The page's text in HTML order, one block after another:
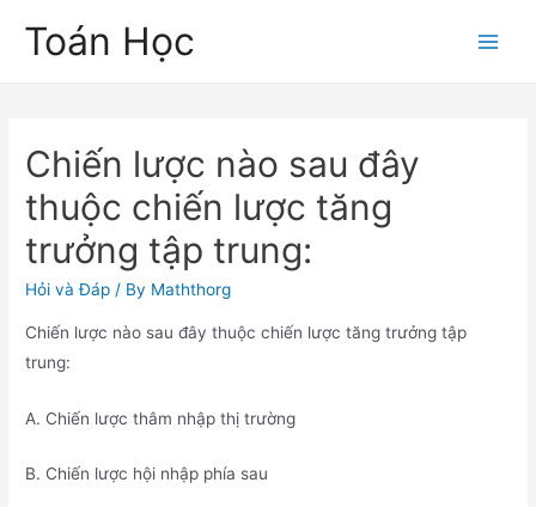
Toán Học
Chiến lược nào sau đây
thuộc chiến lược tăng
trưởng tập trung:
Hỏi và Đáp / By Maththorg
Chiến lược nào sau đây thuộc chiến lược tăng trưởng tập
trung:
A. Chiến lược thâm nhập thị trường
B. Chiến lược hội nhập phía sau